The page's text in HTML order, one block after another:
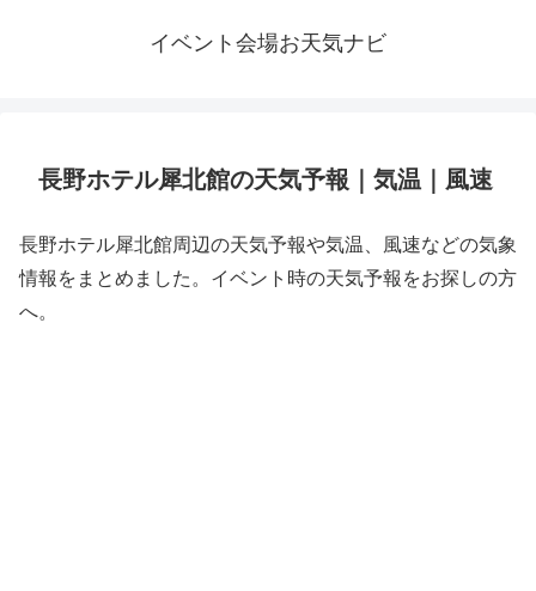
イベント会場お天気ナビ
長野ホテル犀北館の天気予報｜気温｜風速
長野ホテル犀北館周辺の天気予報や気温、風速などの気象
情報をまとめました。イベント時の天気予報をお探しの方
へ。